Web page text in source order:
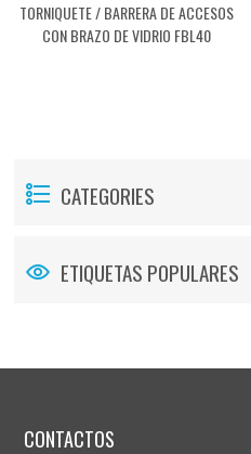
TORNIQUETE / BARRERA DE ACCESOS
CON BRAZO DE VIDRIO FBL40
CATEGORIES
ETIQUETAS POPULARES
CONTACTOS